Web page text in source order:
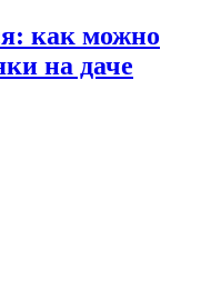
как можно
на даче